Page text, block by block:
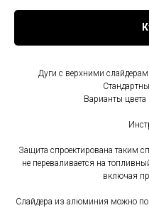
Дуги с верхними
Варианты
Защита спроектирована таким
не переваливается на
включая
Слайдера из алюминия можно